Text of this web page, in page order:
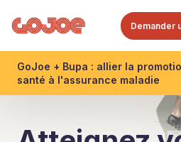
Demander
GoJoe + Bupa : allier la
santé à l'assurance maladie